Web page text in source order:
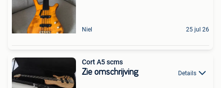
Niel 25 jul 26
Cort A5 scms
Zie omschrijving Details